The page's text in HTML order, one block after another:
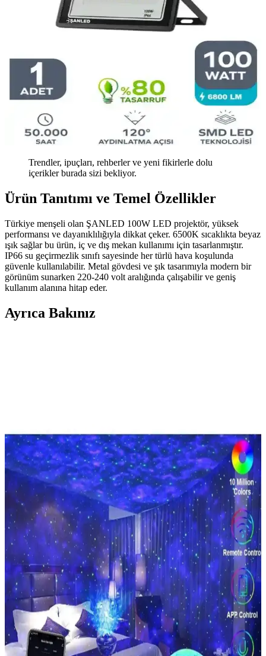
Trendler, ipuçları, rehberler ve yeni fikirlerle dolu
içerikler burada sizi bekliyor.
Ürün Tanıtımı ve Temel Özellikler
Türkiye menşeli olan ŞANLED 100W LED projektör, yüksek
performansı ve dayanıklılığıyla dikkat çeker. 6500K sıcaklıkta beyaz
ışık sağlar bu ürün, iç ve dış mekan kullanımı için tasarlanmıştır.
IP66 su geçirmezlik sınıfı sayesinde her türlü hava koşulunda
güvenle kullanılabilir. Metal gövdesi ve şık tasarımıyla modern bir
görünüm sunarken 220-240 volt aralığında çalışabilir ve geniş
kullanım alanına hitap eder.
Ayrıca Bakınız
ŞANLED 100W LED Projektör: Yüksek Güçlü ve
Dayanıklı Dış Mekan Aydınlatma Çözümü
ŞANLED 100W LED projektör, 6800 lümen parlaklık ve IP66 su
geçirmezlik ile iç ve dış mekanlarda güvenle kullanılabilir, enerji
tasarrufu sağlayan modern tasarım ile öne çıkar.
Kendal KLF172 Slim Döküm LED Projektör:
6500K Beyaz Işık ve IP65 Dayanıklılık
Kendal KLF172, dış mekan için 30W slim döküm LED projektör
olup 6500K renk sıcaklığı, yaklaşık 2400 lm ve IP65 koruması ile
dayanıklı aydınlatma sağlar. 44x222x226 mm boyutlar, 220–240V
giriş ve farklı kurulum seçenekleri sunar.
Watton WT-329 30W Şarjlı Outdoor LED
Projektör: Dayanıklı ve Güçlü Dış Mekan
Aydınlatması